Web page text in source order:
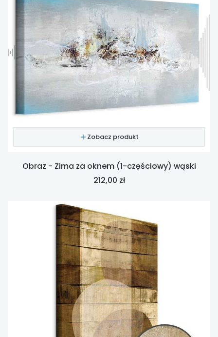
Zobacz produkt
Obraz - Zima za oknem (1-częściowy) wąski
Cena
212,00 zł